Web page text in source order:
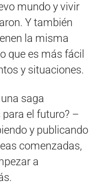
mundo y vivir
Y también
la misma
que es más fácil
y situaciones.
saga
para el futuro? –
y publicando
comenzadas,
a